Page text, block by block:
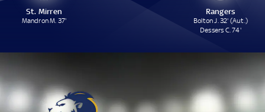
St. Mirren
Mandron M. 37'
Rangers
Bolton J. 32' (Aut.)
Dessers C. 74'